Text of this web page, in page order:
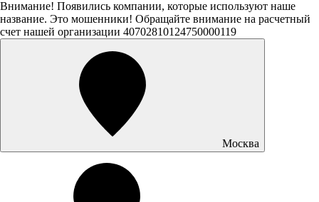
Внимание! Появились компании, которые используют наше
название. Это мошенники! Обращайте внимание на расчетный
счет нашей организации 40702810124750000119
Москва